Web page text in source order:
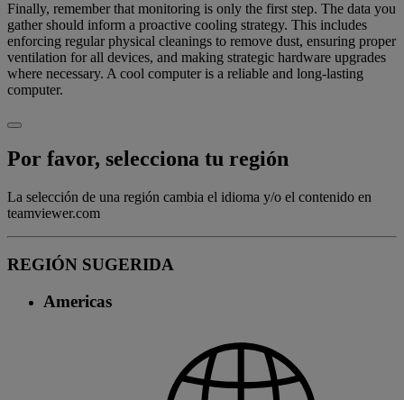
Finally, remember that monitoring is only the first step. The data you
gather should inform a proactive cooling strategy. This includes
enforcing regular physical cleanings to remove dust, ensuring proper
ventilation for all devices, and making strategic hardware upgrades
where necessary. A cool computer is a reliable and long-lasting
computer.
Por favor, selecciona tu región
La selección de una región cambia el idioma y/o el contenido en
teamviewer.com
REGIÓN SUGERIDA
Americas